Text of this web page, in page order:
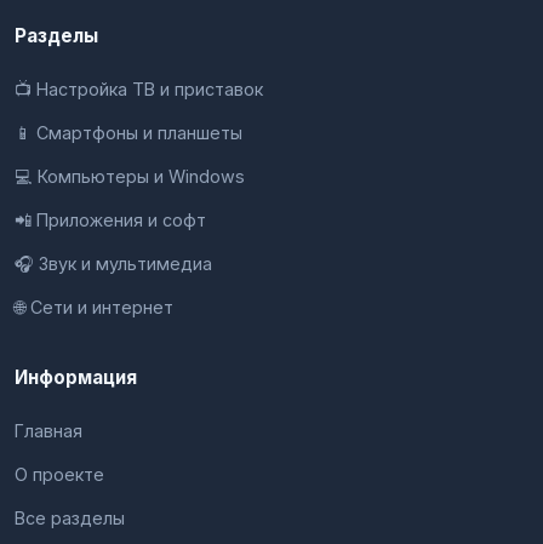
Разделы
📺 Настройка ТВ и приставок
📱 Смартфоны и планшеты
💻 Компьютеры и Windows
📲 Приложения и софт
🎧 Звук и мультимедиа
🌐 Сети и интернет
Информация
Главная
О проекте
Все разделы